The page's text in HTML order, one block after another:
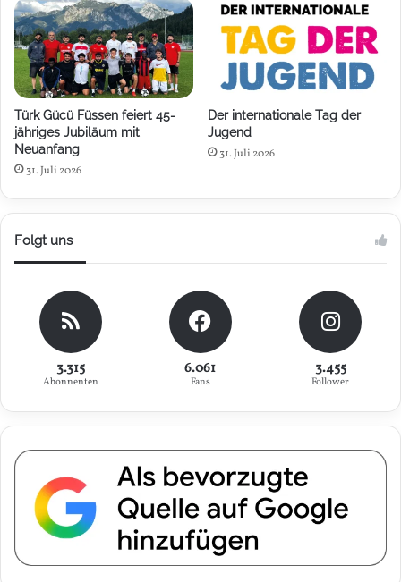
Türk Gücü Füssen feiert 45-
jähriges Jubiläum mit
Neuanfang
31. Juli 2026
Der internationale Tag der
Jugend
31. Juli 2026
Folgt uns
3.315
Abonnenten
6.061
Fans
3.455
Follower